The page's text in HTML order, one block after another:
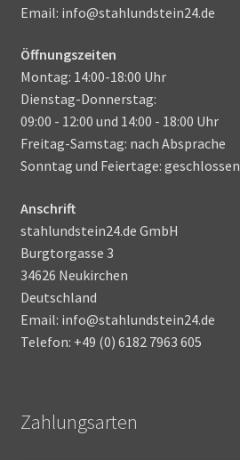
Email: info@stahlundstein24.de
Öffnungszeiten
Montag: 14:00-18:00 Uhr
Dienstag-Donnerstag:
09:00 - 12:00 und 14:00 - 18:00 Uhr
Freitag-Samstag: nach Absprache
Sonntag und Feiertage: geschlossen
Anschrift
stahlundstein24.de GmbH
Burgtorgasse 3
34626 Neukirchen
Deutschland
Email: info@stahlundstein24.de
Telefon: +49 (0) 6182 7963 605
Zahlungsarten